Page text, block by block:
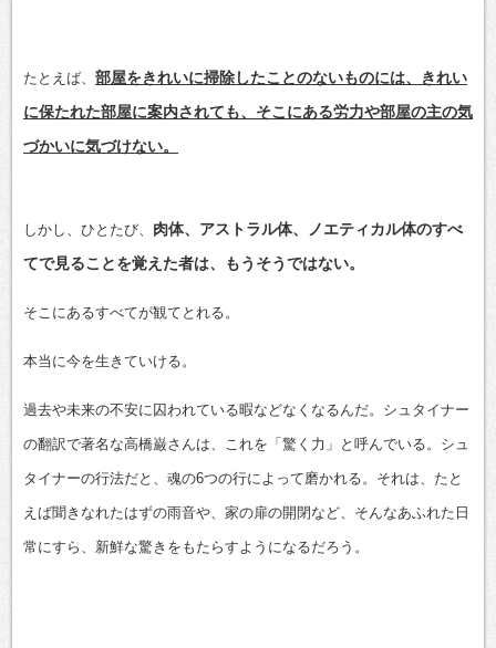
たとえば、 部屋をきれいに掃除したことのないものには、きれい
に保たれた部屋に案内されても、そこにある労力や部屋の主の気
づかいに気づけない。
しかし、ひとたび、 肉体、アストラル体、ノエティカル体のすべ
てで見ることを覚えた者は、もうそうではない。
そこにあるすべてが観てとれる。
本当に今を生きていける。
過去や未来の不安に囚われている暇などなくなるんだ。シュタイナー
の翻訳で著名な高橋巌さんは、これを「驚く力」と呼んでいる。シュ
タイナーの行法だと、魂の6つの行によって磨かれる。それは、たと
えば聞きなれたはずの雨音や、家の扉の開閉など、そんなあふれた日
常にすら、新鮮な驚きをもたらすようになるだろう。